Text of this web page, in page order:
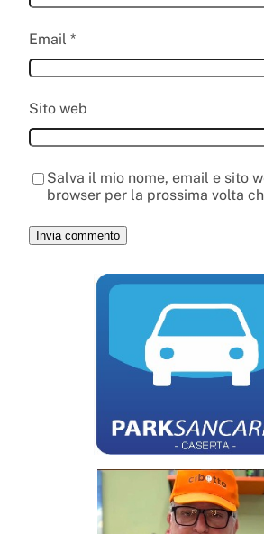
Email *
Sito web
Salva il mio nome, email e sito
browser per la prossima volta